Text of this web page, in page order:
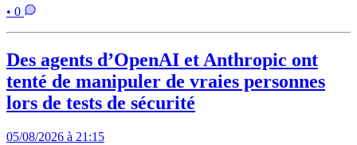
• 0
Des agents d’OpenAI et Anthropic ont
tenté de manipuler de vraies personnes
lors de tests de sécurité
05/08/2026 à 21:15